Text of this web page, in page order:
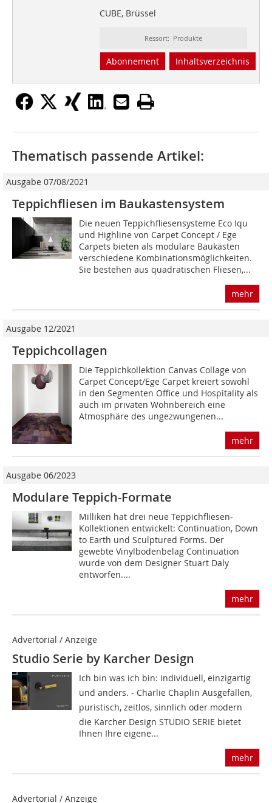
CUBE, Brüssel
Ressort: Produkte
Abonnement Inhaltsverzeichnis
Thematisch passende Artikel:
Ausgabe 07/08/2021
Teppichfliesen im Baukastensystem
Die neuen Teppichfliesensysteme Eco Iqu
und Highline von Carpet Concept / Ege
Carpets bieten als modulare Baukästen
verschiedene Kombinationsmöglichkeiten.
Sie bestehen aus quadratischen Fliesen,...
mehr
Ausgabe 12/2021
Teppichcollagen
Die Teppichkollektion Canvas Collage von
Carpet Concept/Ege Carpet kreiert sowohl
in den Segmenten Office und Hospita­lity als
auch im privaten Wohnbereich eine
Atmosphäre des ungezwungenen...
mehr
Ausgabe 06/2023
Modulare Teppich-Formate
Milliken hat drei neue Teppichfliesen-
Kollektionen entwickelt: Continuation, Down
to Earth und Sculptured Forms. Der
gewebte Vinylbodenbelag Continuation
wurde von dem Designer Stuart Daly
entworfen....
mehr
Advertorial / Anzeige
Studio Serie by Karcher Design
Ich bin was ich bin: individuell, einzigartig
und anders. - Charlie Chaplin Ausgefallen,
puristisch, zeitlos, sinnlich oder modern 
die Karcher Design STUDIO SERIE bietet
Ihnen Ihre eigene...
mehr
Advertorial / Anzeige